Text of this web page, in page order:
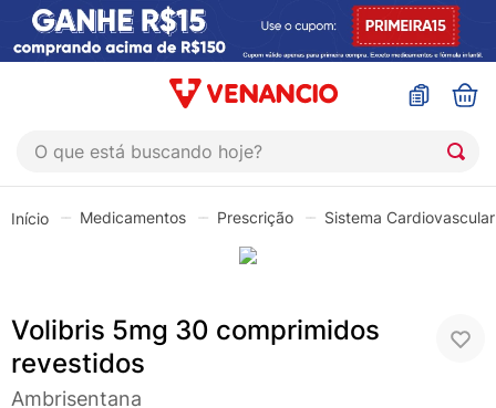
O que está buscando hoje?
Medicamentos Prescrição Sistema Cardiovascular
Volibris 5mg 30 comprimidos
revestidos
Ambrisentana
1º
sinustrat
4º
shampoo